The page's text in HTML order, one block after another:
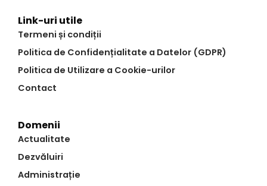
Link-uri utile
Termeni și condiții
Politica de Confidențialitate a Datelor (GDPR)
Politica de Utilizare a Cookie-urilor
Contact
Domenii
Actualitate
Dezvăluiri
Administrație